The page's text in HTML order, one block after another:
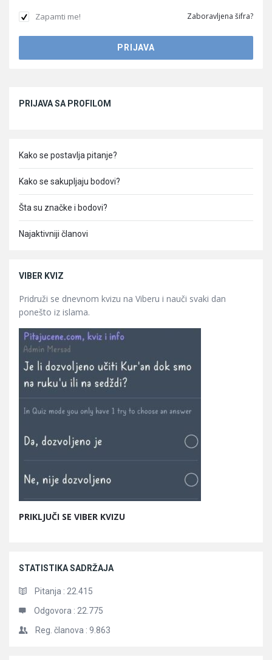
Zapamti me! Zaboravljena šifra?
PRIJAVA SA PROFILOM
Kako se postavlja pitanje?
Kako se sakupljaju bodovi?
Šta su značke i bodovi?
Najaktivniji članovi
VIBER KVIZ
Pridruži se dnevnom kvizu na Viberu i nauči svaki dan
ponešto iz islama.
PRIKLJUČI SE VIBER KVIZU
STATISTIKA SADRŽAJA
Pitanja : 22.415
Odgovora : 22.775
Reg. članova : 9.863